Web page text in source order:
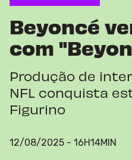
Beyoncé
com
Produção de
NFL conquista
Figurino
12/08/2025 - 16H14MIN